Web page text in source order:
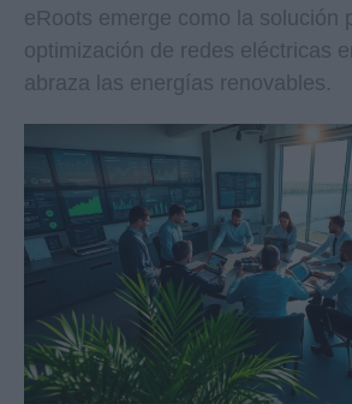
eRoots emerge como la solución
optimización de redes eléctricas
abraza las energías renovables.